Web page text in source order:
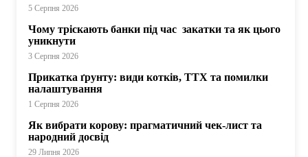
5 Серпня 2026
Чому тріскають банки під час закатки та як цього
уникнути
3 Серпня 2026
Прикатка ґрунту: види котків, ТТХ та помилки
налаштування
1 Серпня 2026
Як вибрати корову: прагматичний чек-лист та
народний досвід
29 Липня 2026